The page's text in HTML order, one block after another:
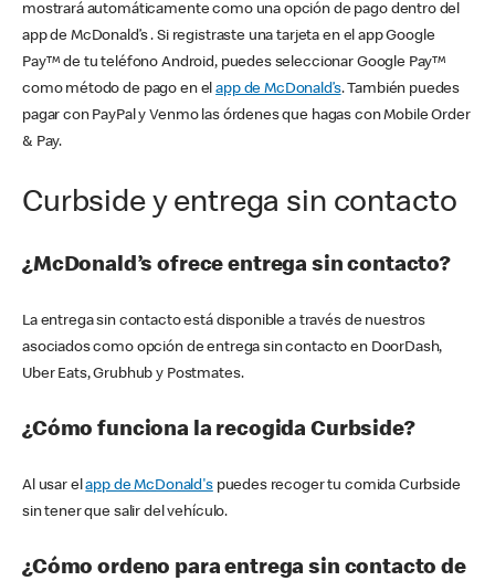
mostrará automáticamente como una opción de pago dentro del
app de McDonald’s . Si registraste una tarjeta en el app Google
Pay™ de tu teléfono Android, puedes seleccionar Google Pay™
como método de pago en elapp de McDonald’s. También puedes
pagar con PayPal y Venmo las órdenes que hagas con Mobile Order
& Pay.
Curbside y entrega sin contacto
¿McDonald’s ofrece entrega sin contacto?
La entrega sin contacto está disponible a través de nuestros
asociados como opción de entrega sin contacto en DoorDash,
Uber Eats, Grubhub y Postmates.
¿Cómo funciona la recogida Curbside?
Al usar elapp de McDonald'spuedes recoger tu comida Curbside
sin tener que salir del vehículo.
¿Cómo ordeno para entrega sin contacto de